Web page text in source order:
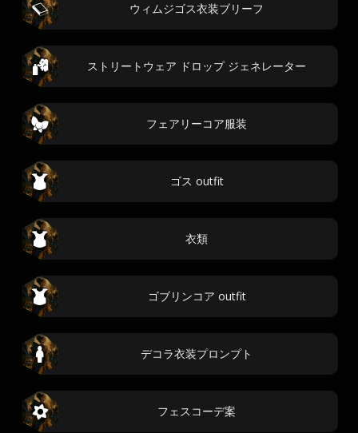
ウィムジゴス衣装ブリーフ
ストリートウェア ドロップ ジェネレーター
フェアリーコア服装
ゴス outfit
衣類
ゴブリンコア outfit
デコラ衣装プロンプト
フェスコーデ案